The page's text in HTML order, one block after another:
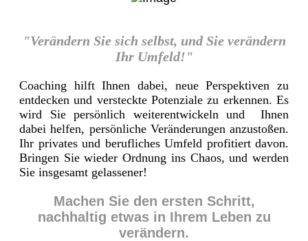
"Verändern Sie sich selbst, und Sie verändern
Ihr Umfeld!"
Coaching hilft Ihnen dabei, neue Perspektiven zu
entdecken und versteckte Potenziale zu erkennen. Es
wird Sie persönlich weiterentwickeln und Ihnen
dabei helfen, persönliche Veränderungen anzustoßen.
Ihr privates und berufliches Umfeld profitiert davon.
Bringen Sie wieder Ordnung ins Chaos, und werden
Sie insgesamt gelassener!
Machen Sie den ersten Schritt,
nachhaltig etwas in Ihrem Leben zu
verändern.